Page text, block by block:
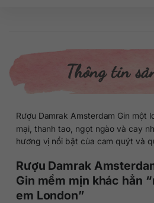
Thông tin
Rượu Damrak Amsterdam Gin một
mại, thanh tao, ngọt ngào và cay
hương vị nổi bật của cam quýt và
Rượu Damrak
Gin mềm mịn khác hẳn
em London”